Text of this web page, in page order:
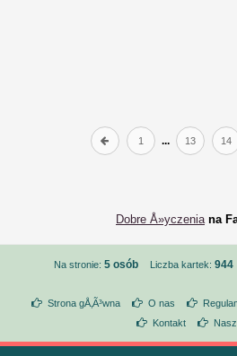
1 ... 13 14
Dobre Å»yczenia na
Na stronie: 5 osób Liczba kartek: 944
Strona gÅ‚Ã³wna O nas
Kontakt